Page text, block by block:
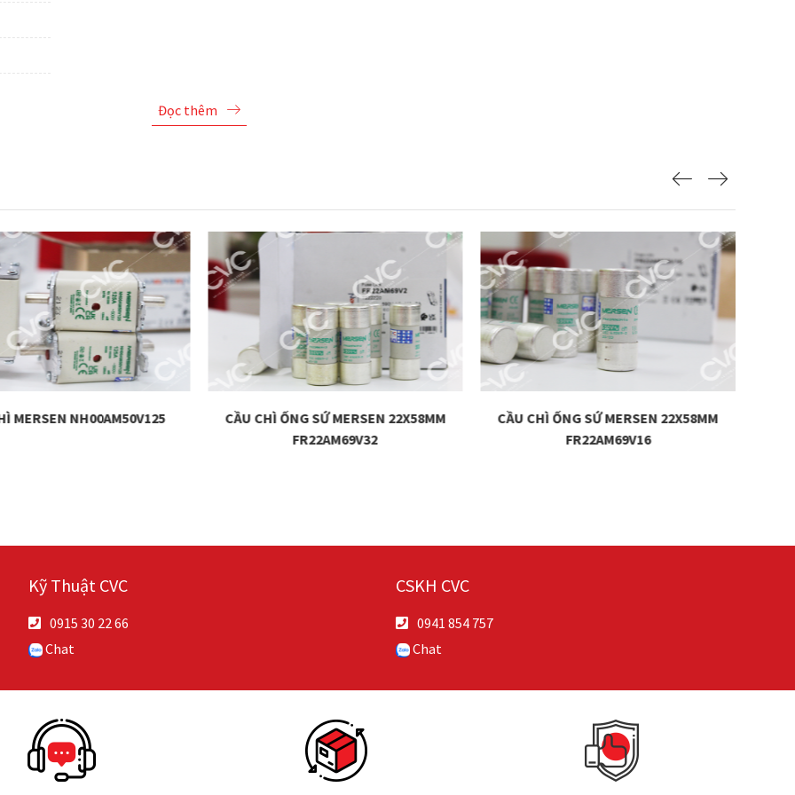
Đọc thêm
MERSEN NH00AM50V125
CẦU CHÌ ỐNG SỨ MERSEN 22X58MM
FR22AM69V32
CẦU CHÌ ỐNG SỨ MERSEN 22X58MM
FR22AM69V16
Kỹ Thuật CVC
0915 30 22 66
Chat
CSKH CVC
0941 854 757
Chat